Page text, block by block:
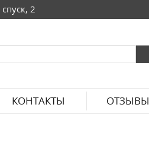
2
КОНТАКТЫ ОТЗЫВЫ